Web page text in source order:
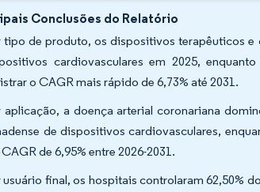
Conclusões do Relatório
tipo de produto, os dispositivos terapêuticos
cardiovasculares em 2025,
o CAGR mais rápido de 6,73% até 2031.
aplicação, a doença arterial coronariana
de dispositivos cardiovasculares,
de 6,95% entre 2026-2031.
usuário final, os hospitais controlaram 62,50%